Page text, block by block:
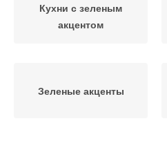
Кухни с зеленым
акцентом
Зеленые акценты